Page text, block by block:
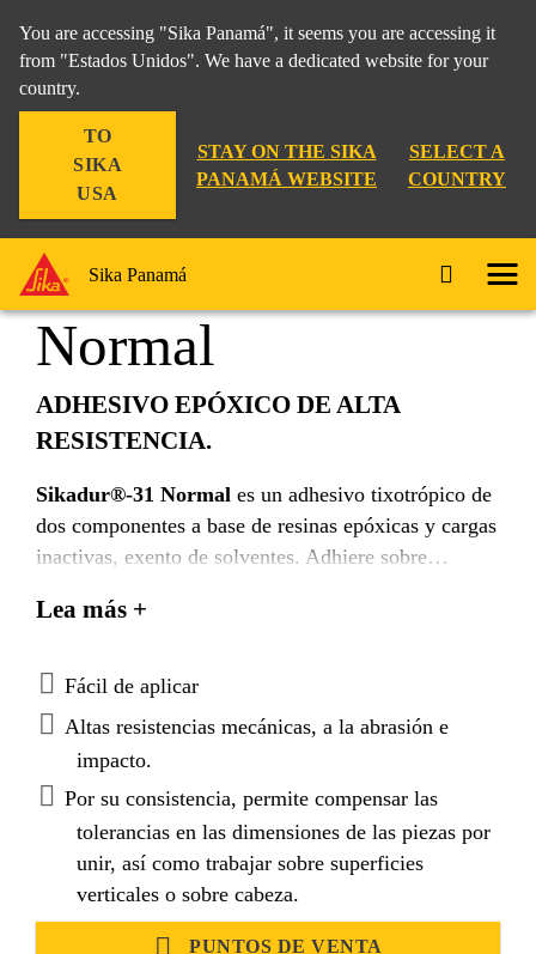
You are accessing "Sika Panamá", it seems you are accessing it
from "Estados Unidos". We have a dedicated website for your
country.
TO
SIKA
USA
STAY ON THE SIKA
PANAMÁ WEBSITE
SELECT A
COUNTRY
Sika Panamá
Sikadur®-31
Normal
ADHESIVO EPÓXICO DE ALTA
RESISTENCIA.
Sikadur®-31 Normal es un adhesivo tixotrópico de
dos componentes a base de resinas epóxicas y cargas
inactivas, exento de solventes. Adhiere sobre
tixotrópica, color gris.
Lea más +
Fácil de aplicar
Altas resistencias mecánicas, a la abrasión e
impacto.
Por su consistencia, permite compensar las
tolerancias en las dimensiones de las piezas por
unir, así como trabajar sobre superficies
verticales o sobre cabeza.
PUNTOS DE VENTA